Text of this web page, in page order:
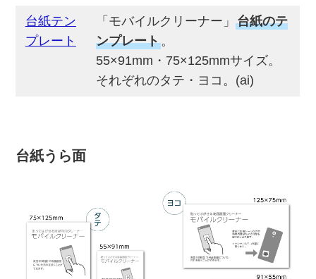
台紙テン
プレート
「モバイルクリーナー」 台紙のテ
ンプレート。
55×91mm・75×125mmサイズ。
それぞれのタテ・ヨコ。(ai)
台紙うら面